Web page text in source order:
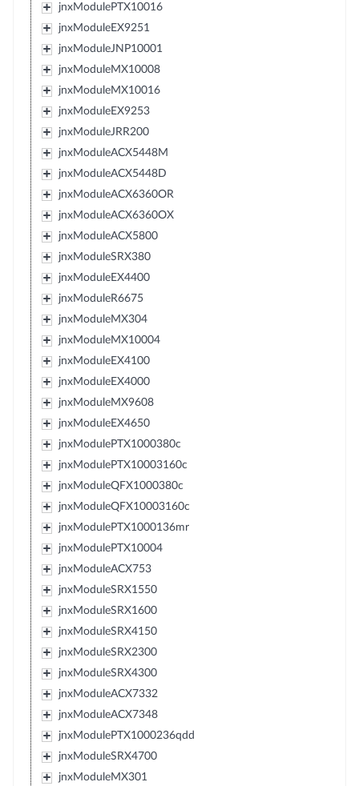
jnxModulePTX10016
jnxModuleEX9251
jnxModuleJNP10001
jnxModuleMX10008
jnxModuleMX10016
jnxModuleEX9253
jnxModuleJRR200
jnxModuleACX5448M
jnxModuleACX5448D
jnxModuleACX6360OR
jnxModuleACX6360OX
jnxModuleACX5800
jnxModuleSRX380
jnxModuleEX4400
jnxModuleR6675
jnxModuleMX304
jnxModuleMX10004
jnxModuleEX4100
jnxModuleEX4000
jnxModuleMX9608
jnxModuleEX4650
jnxModulePTX1000380c
jnxModulePTX10003160c
jnxModuleQFX1000380c
jnxModuleQFX10003160c
jnxModulePTX1000136mr
jnxModulePTX10004
jnxModuleACX753
jnxModuleSRX1550
jnxModuleSRX1600
jnxModuleSRX4150
jnxModuleSRX2300
jnxModuleSRX4300
jnxModuleACX7332
jnxModuleACX7348
jnxModulePTX1000236qdd
jnxModuleSRX4700
jnxModuleMX301